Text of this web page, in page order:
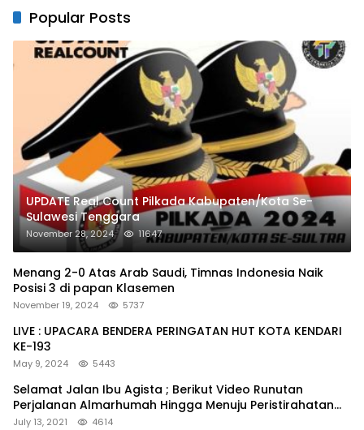
Popular Posts
UPDATE Real Count Pilkada Kabupaten/Kota Se-
Sulawesi Tenggara
November 28, 2024 11647
Menang 2-0 Atas Arab Saudi, Timnas Indonesia Naik
Posisi 3 di papan Klasemen
November 19, 2024 5737
LIVE : UPACARA BENDERA PERINGATAN HUT KOTA KENDARI
KE-193
May 9, 2024 5443
Selamat Jalan Ibu Agista ; Berikut Video Runutan
Perjalanan Almarhumah Hingga Menuju Peristirahatan
Terakhir
July 13, 2021 4614